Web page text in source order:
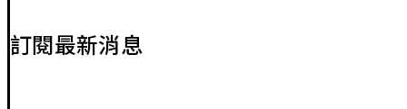
訂閱最新消息